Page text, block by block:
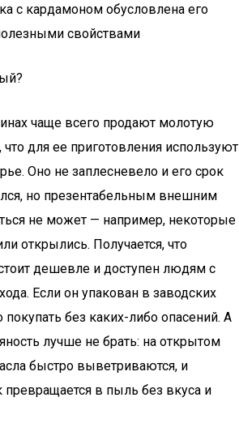
с кардамоном обусловлена его
свойствами
чаще всего продают молотую
для ее приготовления используют
Оно не заплесневело и его срок
но презентабельным внешним
не может — например, некоторые
открылись. Получается, что
дешевле и доступен людям с
Если он упакован в заводских
без каких-либо опасений. А
лучше не брать: на открытом
быстро выветриваются, и
в пыль без вкуса и